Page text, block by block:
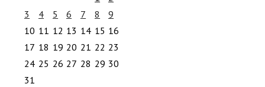
3
4 5 6 7 8
9
10 11 12 13 14 15 16
17 18 19 20 21 22 23
24 25 26 27 28 29 30
31